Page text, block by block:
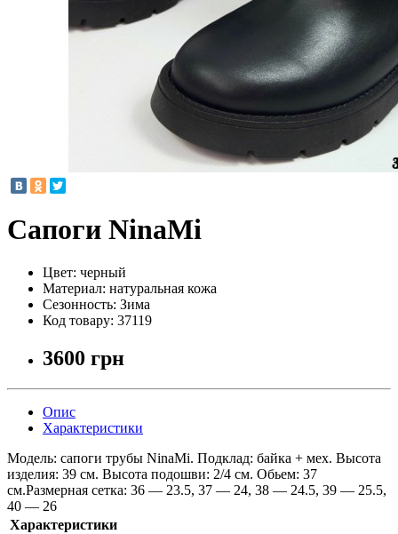
Сапоги NinaMi
Цвет: черный
Материал: натуральная кожа
Сезонность: Зима
Код товару: 37119
3600 грн
Опис
Характеристики
Модель: сапоги трубы NinaMi. Подклад: байка + мех. Высота
изделия: 39 см. Высота подошви: 2/4 см. Обьем: 37
см.Размерная сетка: 36 — 23.5, 37 — 24, 38 — 24.5, 39 — 25.5,
40 — 26
Характеристики